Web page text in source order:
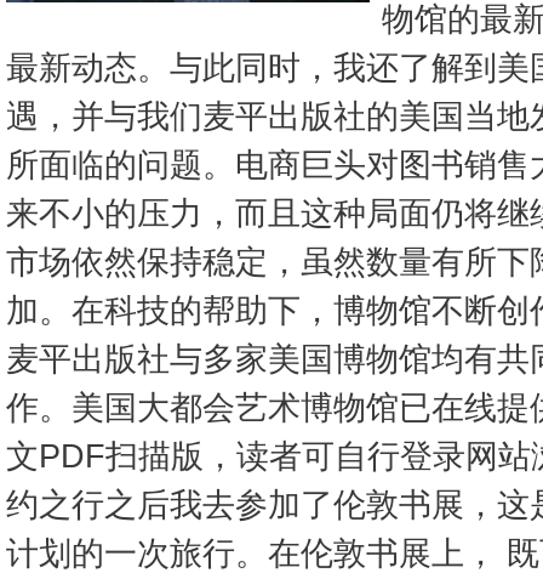
物馆的最
最新动态。与此同时，我还了解到
遇，并与我们麦平出版社的美国当
所面临的问题。电商巨头对图书销
来不小的压力，而且这种局面仍将
市场依然保持稳定，虽然数量有所
加。在科技的帮助下，博物馆不断
麦平出版社与多家美国博物馆均有
作。美国大都会艺术博物馆已在线
文PDF扫描版，读者可自行登录网
约之行之后我去参加了伦敦书展，
计划的一次旅行。在伦敦书展上，